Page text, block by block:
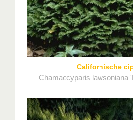
Californische
Chamaecyparis lawsoniana